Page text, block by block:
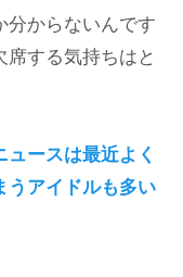
分からないんです
する気持ちはと
ースは最近よく
うアイドルも多い